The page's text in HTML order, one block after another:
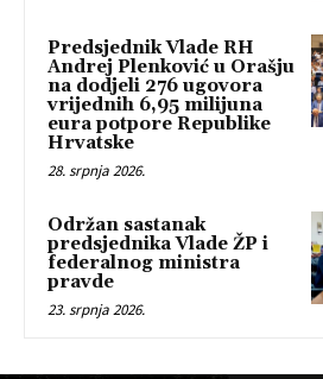
Predsjednik Vlade RH
Andrej Plenković u Orašju
na dodjeli 276 ugovora
vrijednih 6,95 milijuna
eura potpore Republike
Hrvatske
28. srpnja 2026.
Održan sastanak
predsjednika Vlade ŽP i
federalnog ministra
pravde
23. srpnja 2026.